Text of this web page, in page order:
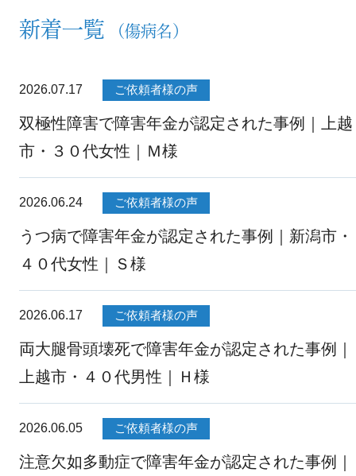
新着一覧 （傷病名）
2026.07.17 ご依頼者様の声
双極性障害で障害年金が認定された事例｜上越
市・３０代女性｜Ｍ様
2026.06.24 ご依頼者様の声
うつ病で障害年金が認定された事例｜新潟市・
４０代女性｜Ｓ様
2026.06.17 ご依頼者様の声
両大腿骨頭壊死で障害年金が認定された事例｜
上越市・４０代男性｜Ｈ様
2026.06.05 ご依頼者様の声
注意欠如多動症で障害年金が認定された事例｜